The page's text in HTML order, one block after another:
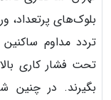
بلوک‌های پرتعداد،
تردد مداوم
تحت فشار کاری
بگیرند. در چنین